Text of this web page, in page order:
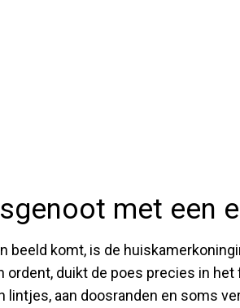
met een
beeld komt, is de
ordent, duikt de poes precies in
lintjes, aan doosranden en soms